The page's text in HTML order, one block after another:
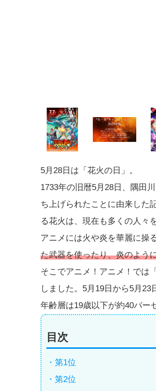
5月28日は「花火の日」。
1733年の旧暦5月28日、隅田
ち上げられたことに由来した
る花火は、現在も多くの人々
アニメには火や炎を華麗に操
た武器を使ったり、炎のよう
そこでアニメ！アニメ！では
しました。5月19日から5月23
年齢層は19歳以下が約40パー
目次
・第1位
・第2位